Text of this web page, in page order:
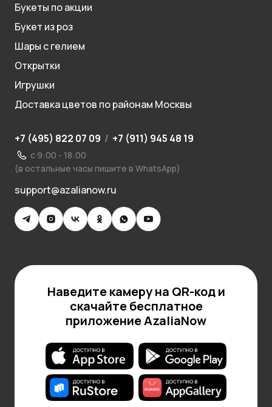
Букеты по акции
Букет из роз
Шары с гелием
Открытки
Игрушки
Доставка цветов по районам Москвы
+7 (495) 822 07 09 / +7 (911) 945 48 19
с 9:00 - 18:00
(в остальные часы пишите в WhatsApp)
support@azalianow.ru
Наведите камеру на QR-код и
скачайте бесплатное
приложение AzaliaNow